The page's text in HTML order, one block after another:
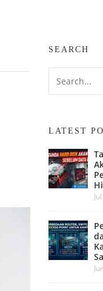
SEARCH
LATEST